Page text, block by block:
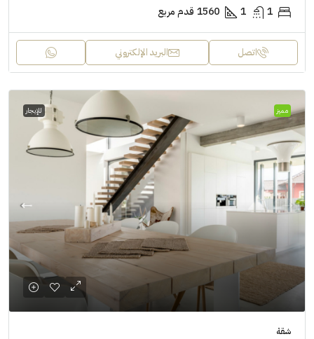
1
1
1560 قدم مربع
اتصل البريد الإلكتروني
مميز للإيجار
شقة